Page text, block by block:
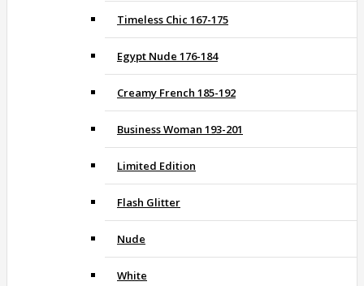
Timeless Chic 167-175
Egypt Nude 176-184
Creamy French 185-192
Business Woman 193-201
Limited Edition
Flash Glitter
Nude
White